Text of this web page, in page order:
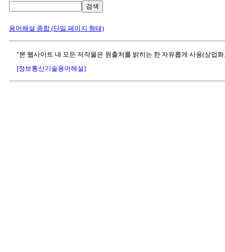
검색
용어해설 종합 (단일 페이지 형태)
"본 웹사이트 내 모든 저작물은 원출처를 밝히는 한 자유롭게 사용(상업
[정보통신기술용어해설]